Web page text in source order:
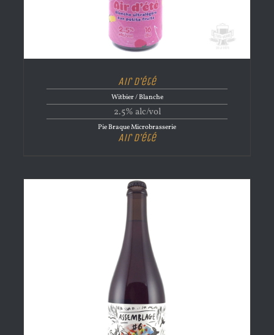
Air d’été
Witbier / Blanche
2.5% alc/vol
Pie Braque Microbrasserie
Air d’été